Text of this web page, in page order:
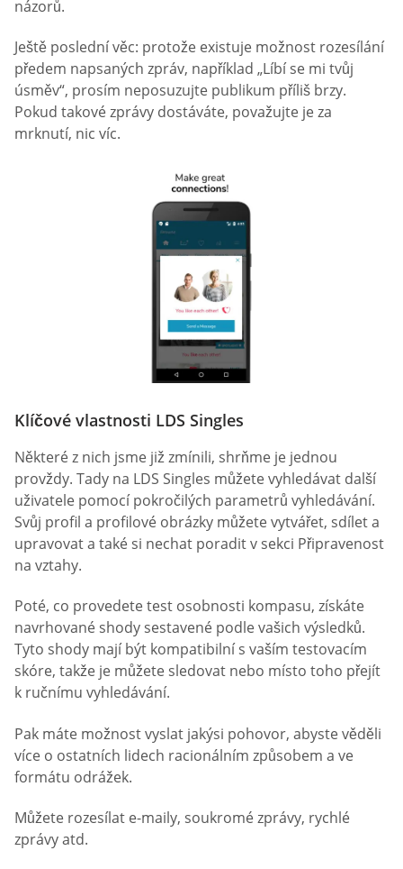
názorů.
Ještě poslední věc: protože existuje možnost rozesílání
předem napsaných zpráv, například „Líbí se mi tvůj
úsměv“, prosím neposuzujte publikum příliš brzy.
Pokud takové zprávy dostáváte, považujte je za
mrknutí, nic víc.
Klíčové vlastnosti LDS Singles
Některé z nich jsme již zmínili, shrňme je jednou
provždy. Tady na LDS Singles můžete vyhledávat další
uživatele pomocí pokročilých parametrů vyhledávání.
Svůj profil a profilové obrázky můžete vytvářet, sdílet a
upravovat a také si nechat poradit v sekci Připravenost
na vztahy.
Poté, co provedete test osobnosti kompasu, získáte
navrhované shody sestavené podle vašich výsledků.
Tyto shody mají být kompatibilní s vaším testovacím
skóre, takže je můžete sledovat nebo místo toho přejít
k ručnímu vyhledávání.
Pak máte možnost vyslat jakýsi pohovor, abyste věděli
více o ostatních lidech racionálním způsobem a ve
formátu odrážek.
Můžete rozesílat e-maily, soukromé zprávy, rychlé
zprávy atd.